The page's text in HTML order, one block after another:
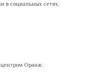
в социальных сетях:
Оранж: